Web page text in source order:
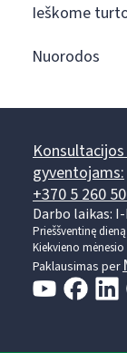
Ieškome
Nuorodos
gyventojams:
+370 5 260
Darbo laikas: I-
Prieššventinę
Kiekvieno
Paklausimas per